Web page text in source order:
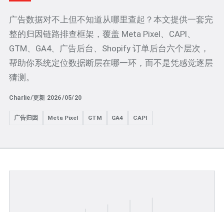
广告数据对不上但不知道从哪里查起？本文提供一套完
整的归因链路排查框架，覆盖 Meta Pixel、CAPI、
GTM、GA4、广告后台、Shopify 订单后台六个层次，
帮助你系统定位数据断层在哪一环，而不是凭感觉逐层
猜测。
Charlie/更新 2026/05/20
广告归因 Meta Pixel GTM GA4 CAPI